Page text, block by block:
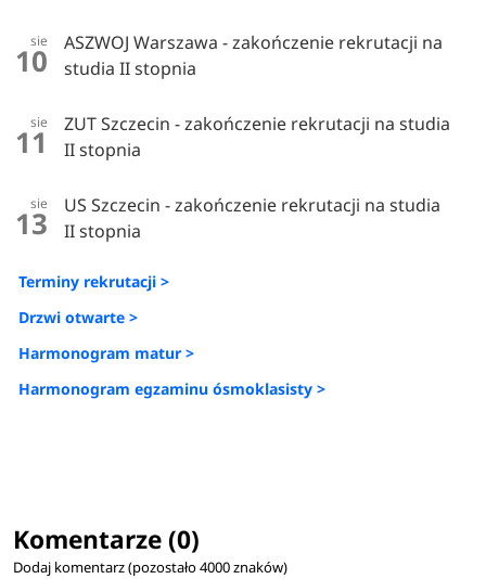
sie
10
ASZWOJ Warszawa - zakończenie rekrutacji na
studia II stopnia
sie
11
ZUT Szczecin - zakończenie rekrutacji na studia
II stopnia
sie
13
US Szczecin - zakończenie rekrutacji na studia
II stopnia
Terminy rekrutacji >
Drzwi otwarte >
Harmonogram matur >
Harmonogram egzaminu ósmoklasisty >
Komentarze (0)
Dodaj komentarz (pozostało4000znaków)